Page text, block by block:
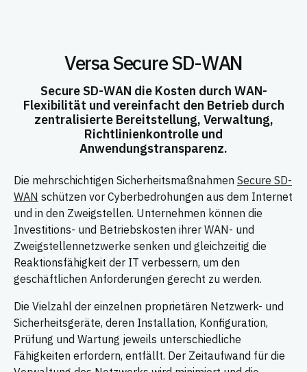
Versa Secure SD-WAN
Secure SD-WAN die Kosten durch WAN-
Flexibilität und vereinfacht den Betrieb durch
zentralisierte Bereitstellung, Verwaltung,
Richtlinienkontrolle und
Anwendungstransparenz.
Die mehrschichtigen Sicherheitsmaßnahmen Secure SD-
WAN schützen vor Cyberbedrohungen aus dem Internet
und in den Zweigstellen. Unternehmen können die
Investitions- und Betriebskosten ihrer WAN- und
Zweigstellennetzwerke senken und gleichzeitig die
Reaktionsfähigkeit der IT verbessern, um den
geschäftlichen Anforderungen gerecht zu werden.
Die Vielzahl der einzelnen proprietären Netzwerk- und
Sicherheitsgeräte, deren Installation, Konfiguration,
Prüfung und Wartung jeweils unterschiedliche
Fähigkeiten erfordern, entfällt. Der Zeitaufwand für die